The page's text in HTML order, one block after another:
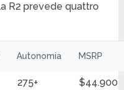
R2 prevede quattro
Autonomia MSRP
275+
$44.900